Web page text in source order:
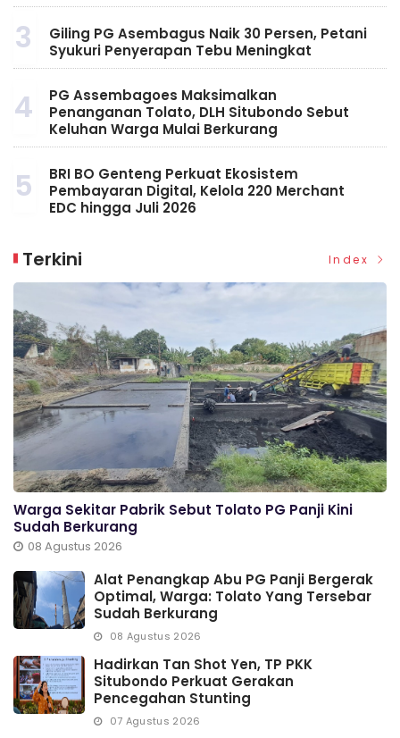
3
Giling PG Asembagus Naik 30 Persen, Petani
Syukuri Penyerapan Tebu Meningkat
4
PG Assembagoes Maksimalkan
Penanganan Tolato, DLH Situbondo Sebut
Keluhan Warga Mulai Berkurang
5
BRI BO Genteng Perkuat Ekosistem
Pembayaran Digital, Kelola 220 Merchant
EDC hingga Juli 2026
Terkini Index
Warga Sekitar Pabrik Sebut Tolato PG Panji Kini
Sudah Berkurang
08 Agustus 2026
Alat Penangkap Abu PG Panji Bergerak
Optimal, Warga: Tolato Yang Tersebar
Sudah Berkurang
08 Agustus 2026
Hadirkan Tan Shot Yen, TP PKK
Situbondo Perkuat Gerakan
Pencegahan Stunting
07 Agustus 2026